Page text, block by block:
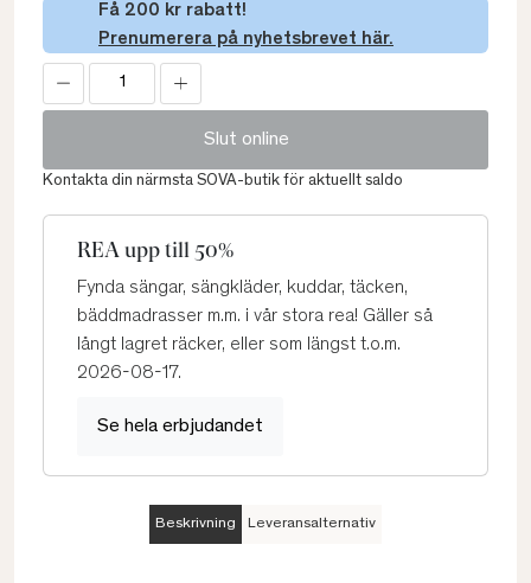
Få 200 kr rabatt!
Prenumerera på nyhetsbrevet här.
Slut online
Kontakta din närmsta SOVA-butik för aktuellt saldo
REA upp till 50%
Fynda sängar, sängkläder, kuddar, täcken,
bäddmadrasser m.m. i vår stora rea! Gäller så
långt lagret räcker, eller som längst t.o.m.
2026-08-17.
Se hela erbjudandet
Beskrivning Leveransalternativ